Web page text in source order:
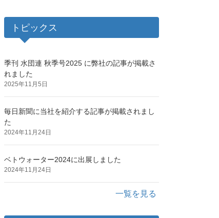
トピックス
季刊 水団連 秋季号2025 に弊社の記事が掲載さ
れました
2025年11月5日
毎日新聞に当社を紹介する記事が掲載されまし
た
2024年11月24日
ベトウォーター2024に出展しました
2024年11月24日
一覧を見る